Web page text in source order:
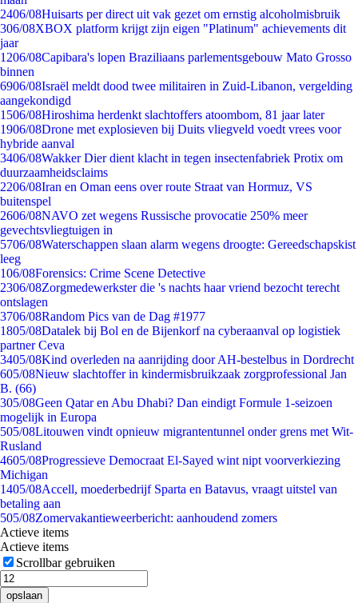
2406/08Huisarts per direct uit vak gezet om ernstig alcoholmisbruik
306/08XBOX platform krijgt zijn eigen "Platinum" achievements dit
jaar
1206/08Capibara's lopen Braziliaans parlementsgebouw Mato Grosso
binnen
6906/08Israël meldt dood twee militairen in Zuid-Libanon, vergelding
aangekondigd
1506/08Hiroshima herdenkt slachtoffers atoombom, 81 jaar later
1906/08Drone met explosieven bij Duits vliegveld voedt vrees voor
hybride aanval
3406/08Wakker Dier dient klacht in tegen insectenfabriek Protix om
duurzaamheidsclaims
2206/08Iran en Oman eens over route Straat van Hormuz, VS
buitenspel
2606/08NAVO zet wegens Russische provocatie 250% meer
gevechtsvliegtuigen in
5706/08Waterschappen slaan alarm wegens droogte: Gereedschapskist
leeg
106/08Forensics: Crime Scene Detective
2306/08Zorgmedewerkster die 's nachts haar vriend bezocht terecht
ontslagen
3706/08Random Pics van de Dag #1977
1805/08Datalek bij Bol en de Bijenkorf na cyberaanval op logistiek
partner Ceva
3405/08Kind overleden na aanrijding door AH-bestelbus in Dordrecht
605/08Nieuw slachtoffer in kindermisbruikzaak zorgprofessional Jan
B. (66)
305/08Geen Qatar en Abu Dhabi? Dan eindigt Formule 1-seizoen
mogelijk in Europa
505/08Litouwen vindt opnieuw migrantentunnel onder grens met Wit-
Rusland
4605/08Progressieve Democraat El-Sayed wint nipt voorverkiezing
Michigan
1405/08Accell, moederbedrijf Sparta en Batavus, vraagt uitstel van
betaling aan
505/08Zomervakantieweerbericht: aanhoudend zomers
Actieve items
Actieve items
Scrollbar gebruiken
opslaan